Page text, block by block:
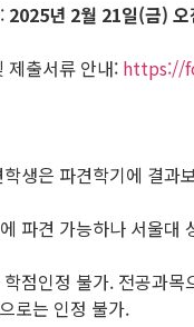
2025년 2월 21일(금) 오
출서류 안내: https://
생은 파견학기에 결과
파견 가능하나 서울대
점인정 불가. 전공과목
로는 인정 불가.